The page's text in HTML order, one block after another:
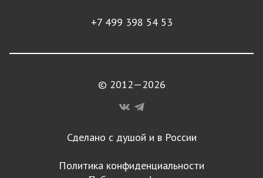
+7 499 398 54 53
© 2012—2026
Сделано с душой и в России
Политика конфиденциальности